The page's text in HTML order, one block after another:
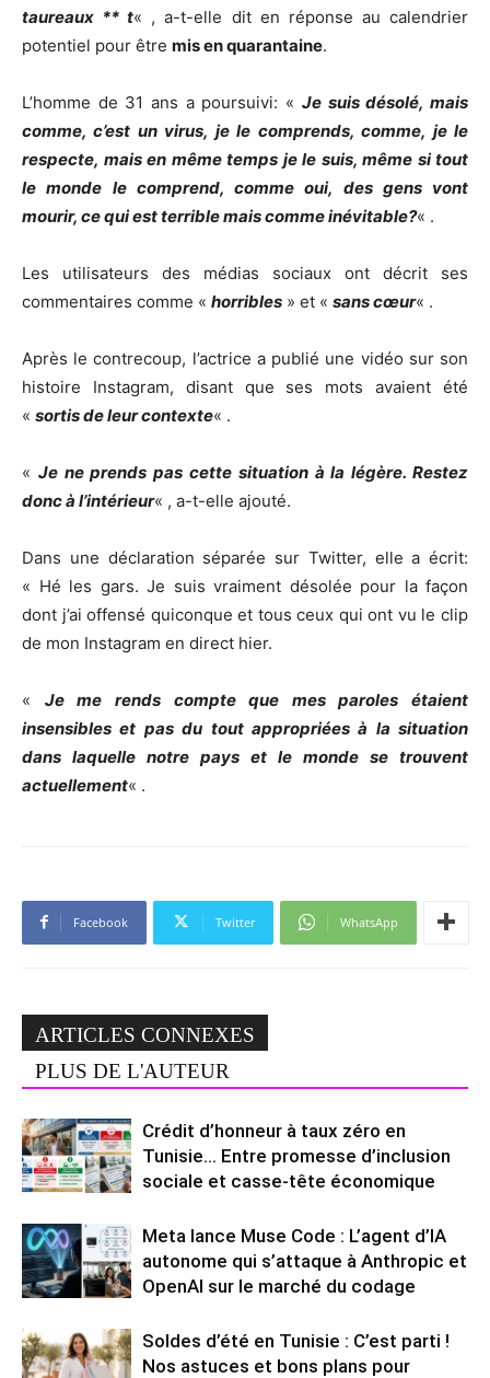
taureaux ** t« , a-t-elle dit en réponse au calendrier
potentiel pour être mis en quarantaine.
L’homme de 31 ans a poursuivi: « Je suis désolé, mais
comme, c’est un virus, je le comprends, comme, je le
respecte, mais en même temps je le suis, même si tout
le monde le comprend, comme oui, des gens vont
mourir, ce qui est terrible mais comme inévitable?« .
Les utilisateurs des médias sociaux ont décrit ses
commentaires comme « horribles » et « sans cœur« .
Après le contrecoup, l’actrice a publié une vidéo sur son
histoire Instagram, disant que ses mots avaient été
« sortis de leur contexte« .
« Je ne prends pas cette situation à la légère. Restez
donc à l’intérieur« , a-t-elle ajouté.
Dans une déclaration séparée sur Twitter, elle a écrit:
« Hé les gars. Je suis vraiment désolée pour la façon
dont j’ai offensé quiconque et tous ceux qui ont vu le clip
de mon Instagram en direct hier.
« Je me rends compte que mes paroles étaient
insensibles et pas du tout appropriées à la situation
dans laquelle notre pays et le monde se trouvent
actuellement« .
Facebook Twitter WhatsApp
ARTICLES CONNEXES
PLUS DE L'AUTEUR
Crédit d’honneur à taux zéro en
Tunisie… Entre promesse d’inclusion
sociale et casse-tête économique
Meta lance Muse Code : L’agent d’IA
autonome qui s’attaque à Anthropic et
OpenAI sur le marché du codage
Soldes d’été en Tunisie : C’est parti !
Nos astuces et bons plans pour